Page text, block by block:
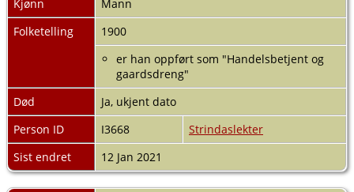
Kjønn
Mann
Folketelling
1900
er han oppført som "Handelsbetjent og
gaardsdreng"
Død
Ja, ukjent dato
Person ID
I3668
Strindaslekter
Sist endret
12 Jan 2021